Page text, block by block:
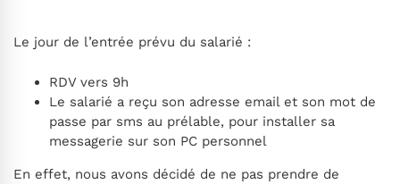
Le jour de l’entrée prévu du salarié :
RDV vers 9h
Le salarié a reçu son adresse email et son mot de
passe par sms au prélable, pour installer sa
messagerie sur son PC personnel
En effet, nous avons décidé de ne pas prendre de